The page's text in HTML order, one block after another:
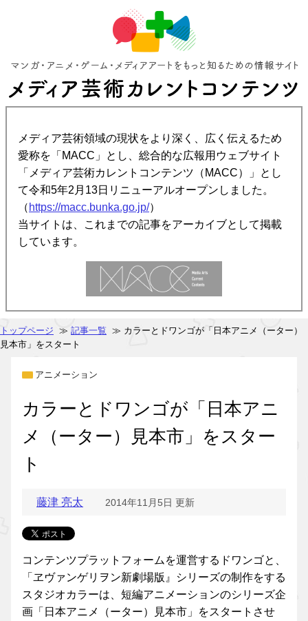
メディア芸術領域の現状をより深く、広く伝えるため
愛称を「MACC」とし、総合的な広報用ウェブサイト
「メディア芸術カレントコンテンツ（MACC）」とし
て令和5年2月13日リニューアルオープンしました。
（ https://macc.bunka.go.jp/）
当サイトは、これまでの記事をアーカイブとして掲載
しています。
トップページ ≫ 記事一覧 ≫ カラーとドワンゴが「日本アニメ（ーター）
見本市」をスタート
アニメーション
カラーとドワンゴが「日本アニ
メ（ーター）見本市」をスター
ト
藤津 亮太 2014年11月5日 更新
コンテンツプラットフォームを運営するドワンゴと、
「ヱヴァンゲリヲン新劇場版』シリーズの制作をする
スタジオカラーは、短編アニメーションのシリーズ企
画「日本アニメ（ーター）見本市」をスタートさせ